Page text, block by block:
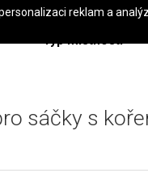
Typ místnosti
sáčky s
reklam a